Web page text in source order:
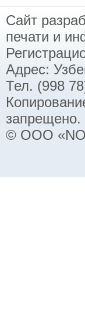
Сайт
печати и
Адрес:
Тел. (998
запрещено.
© ООО